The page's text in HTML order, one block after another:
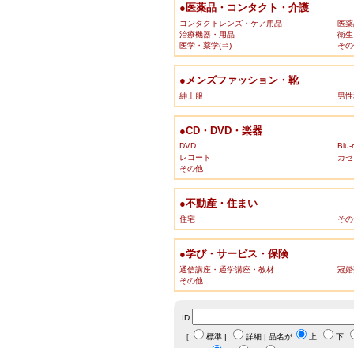
●医薬品・コンタクト・介護
コンタクトレンズ・ケア用品
医
治療機器・用品
衛
医学・薬学(⇒)
そ
●メンズファッション・靴
紳士服 男
●CD・DVD・楽器
DVD
Blu-
レコード
カ
その他
●不動産・住まい
住宅 そ
●学び・サービス・保険
通信講座・通学講座・教材
冠
その他
ID
［ 標準 | 詳細 | 品名が 上 下